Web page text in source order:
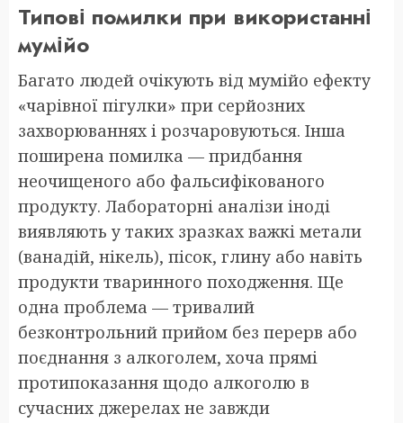
Типові помилки при використанні
мумійо
Багато людей очікують від мумійо ефекту
«чарівної пігулки» при серйозних
захворюваннях і розчаровуються. Інша
поширена помилка — придбання
неочищеного або фальсифікованого
продукту. Лабораторні аналізи іноді
виявляють у таких зразках важкі метали
(ванадій, нікель), пісок, глину або навіть
продукти тваринного походження. Ще
одна проблема — тривалий
безконтрольний прийом без перерв або
поєднання з алкоголем, хоча прямі
протипоказання щодо алкоголю в
сучасних джерелах не завжди